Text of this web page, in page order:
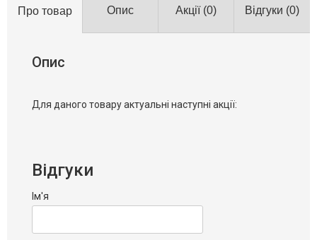
Про товар Опис Акції (0) Відгуки (0)
Опис
Для даного товару актуальні наступні акції:
Відгуки
Ім'я